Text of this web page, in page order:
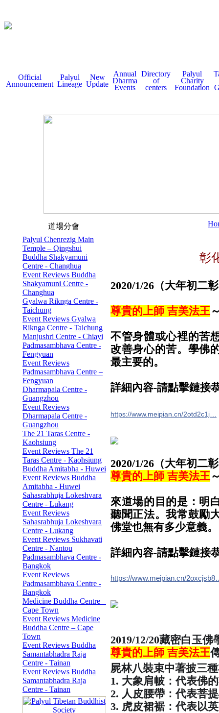
Official
Announcement
Palyul
Lineage
New
Update
Annual
Dharma
Events
Directory
of
centers
Palyul
Charity
Foundation
道場分會
Palyul Chenrezig Main
Temple – Qingshui
Buddha Shakyamuni
Centre - Changhua
Event Reviews Buddha
Shakyamuni Centre -
Changhua
Gyalwa Riknga Centre -
Taichung
Event Reviews Gyalwa
Riknga Centre - Taichung
Manjushri Centre - Chiayi
Padmasambhava Centre -
Fengyuan
Event Reviews
Padmasambhava Centre –
Fengyuan
Dharmapala Centre -
Guangzhou
Event Reviews
Dharmapala Centre -
Guangzhou
The 21 Taras Centre -
Kaohsiung
Event Reviews The 21
Taras Centre - Kaohsiung
Buddha Amitabha - Huwei
Event Reviews Buddha
Amitabha - Huwei
Sahasrabhuja Lokeshvara
Centre - Lukang
Event Reviews
Sahasrabhuja Lokeshvara
Centre - Lukang
Event Reviews Sukhavati
Centre - Nantou
Padmasambhava Centre -
Bangkok
Event Reviews
Padmasambhava Centre -
Bangkok
Medicine Buddha Centre –
Cape Town
Event Reviews Medicine
Buddha Centre – Cape
Town
Event Reviews Buddha
Samantabhadra Raja
Centre - Tainan
Event Reviews Buddha
Samantabhadra Raja
Centre - Tainan
彰
2020/1/26（大年初二
尊貴的上師 吉美法王
不管身體或心裡的苦
改善身心的苦。學佛
最主要的。
詳細內容-請點擊鏈接
https://www.meipian.cn/2otd2c1j…
2020/1/26（大年初二
尊貴的上師 吉美法王
來道場的目的是：明
聽聞正法。我常鼓勵
佛堂也無有多少意義。
詳細內容-請點擊鏈接
https://www.meipian.cn/
2019/12/20藏密白玉
尊貴的上師 吉美法王
屍林八裝束中著披三
1. 大象肩帔：代表佛
2. 人皮腰帶：代表菩
3. 虎皮裙裾：代表以